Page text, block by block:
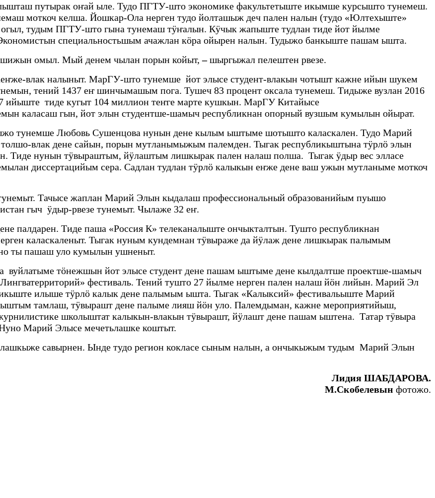
путырак оҥай ыле. Тудо ПГТУ-што экономике факультетыште икымше курсышто тунемеш.
моткоч келша. Йошкар-Ола нерген тудо йолташыж деч пален налын (тудо «Юлтехыште»
тудым ПГТУ-што гына тунемаш тӱҥалын. Кӱчык жапыште тудлан тиде йот йылме
специальностьшым ачажлан кӧра ойырен налын. Тудыжо банкыште пашам ышта.
омыл. Мый денем чылан порын койыт, –шыргыжал пелештен рвезе.
влак налыныт. МарГУ-што тунемше йот элысе студент-влакын чотышт кажне ийын шукем
тений 1437 еҥ шинчымашым пога. Тушеч 83 процент оксала тунемеш. Тидыже вузлан 2016
тиде кугыт 104 миллион теҥге марте кушкын. МарГУ Китайысе
каласаш гын, йот элын студентше-шамыч республикнан опорный вузшым кумылын ойырат.
тунемше Любовь Сушенцова нунын дене кылым ыштыме шотышто каласкален. Тудо Марий
влак дене сайын, порын мутланымыжым палемден. Тыгак республикыштына тӱрлӧ элын
Тиде нунын тӱвыраштым, йӱлаштым лишкырак пален налаш полша. Тыгак ӱдыр вес элласе
диссертацийым сера. Садлан тудлан тӱрлӧ калыкын еҥже дене ваш ужын мутланыме моткоч
Тачысе жаплан Марий Элын кыдалаш профессиональный образованийым пуышо
гыч ӱдыр-рвезе тунемыт. Чылаже 32 еҥ.
палдарен. Тиде паша «Россия К» телеканалыште ончыкталтын. Тушто республикнан
каласкаленыт. Тыгак нуным кундемнан тӱвыраже да йӱлаж дене лишкырак палымым
ты пашаш уло кумылын ушненыт.
вуйлатыме тӧнежшын йот элысе студент дене пашам ыштыме дене кылдалтше проектше-шамыч
фестиваль. Тений тушто 27 йылме нерген пален налаш йӧн лийын. Марий Эл
илыше тӱрлӧ калык дене палымым ышта. Тыгак «Калыксий» фестивальыште Марий
тамлаш, тӱвырашт дене палыме лияш йӧн уло. Палемдыман, кажне мероприятийыш,
школыштат калыкын-влакын тӱвырашт, йӱлашт дене пашам ыштена. Татар тӱвыра
Марий Элысе мечетьлашке коштыт.
савырнен. Ынде тудо регион кокласе сыным налын, а ончыкыжым тудым Марий Элын
Лидия ШАБДАРОВА.
М.Скобелевын фотожо.